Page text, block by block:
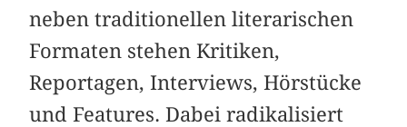
neben traditionellen literarischen
Formaten stehen Kritiken,
Reportagen, Interviews, Hörstücke
und Features. Dabei radikalisiert